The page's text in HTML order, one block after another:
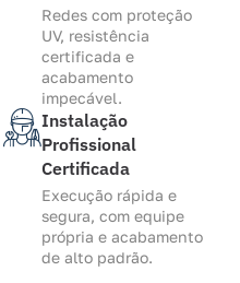
Redes com proteção
UV, resistência
certificada e
acabamento
impecável.
Instalação
Profissional
Certificada
Execução rápida e
segura, com equipe
própria e acabamento
de alto padrão.